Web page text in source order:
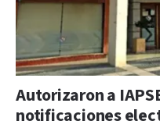
Autorizaron a
notificaciones